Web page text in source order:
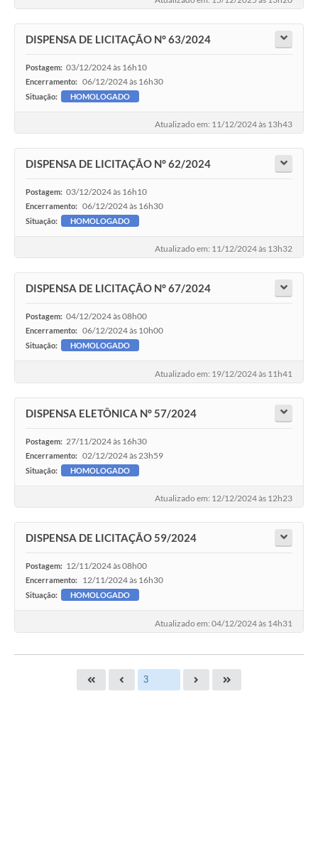
DISPENSA DE LICITAÇÃO N° 63/2024
Postagem: 03/12/2024 às 16h10
Encerramento: 06/12/2024 às 16h30
Situação: HOMOLOGADO
Atualizado em: 11/12/2024 às 13h43
DISPENSA DE LICITAÇÃO N° 62/2024
Postagem: 03/12/2024 às 16h10
Encerramento: 06/12/2024 às 16h30
Situação: HOMOLOGADO
Atualizado em: 11/12/2024 às 13h32
DISPENSA DE LICITAÇÃO N° 67/2024
Postagem: 04/12/2024 às 08h00
Encerramento: 06/12/2024 às 10h00
Situação: HOMOLOGADO
Atualizado em: 19/12/2024 às 11h41
DISPENSA ELETÔNICA N° 57/2024
Postagem: 27/11/2024 às 16h30
Encerramento: 02/12/2024 às 23h59
Situação: HOMOLOGADO
Atualizado em: 12/12/2024 às 12h23
DISPENSA DE LICITAÇÃO 59/2024
Postagem: 12/11/2024 às 08h00
Encerramento: 12/11/2024 às 16h30
Situação: HOMOLOGADO
Atualizado em: 04/12/2024 às 14h31